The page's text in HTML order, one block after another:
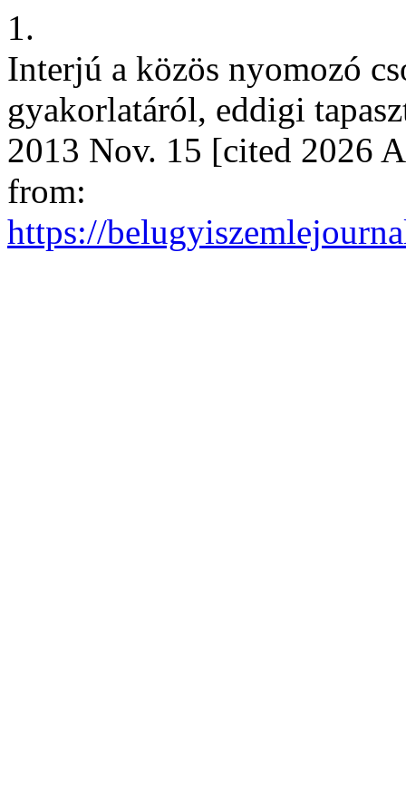
1.
Interjú a közös nyomozó
gyakorlatáról, eddigi
2013 Nov. 15 [cited 2026
from:
https://